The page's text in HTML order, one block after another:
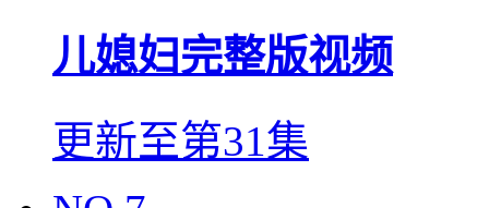
儿媳妇完整版视频
更新至第31集